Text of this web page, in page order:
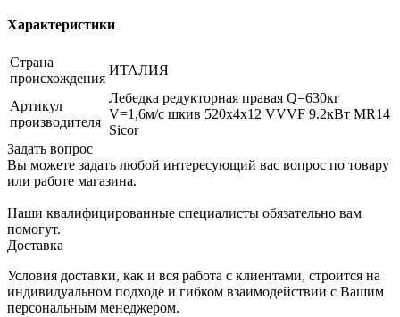
Характеристики
Страна
происхождения
ИТАЛИЯ
Артикул
производителя
Лебедка редукторная правая Q=630кг
V=1,6м/с шкив 520х4х12 VVVF 9.2кВт MR14
Sicor
Задать вопрос
Вы можете задать любой интересующий вас вопрос по товару
или работе магазина.
Наши квалифицированные специалисты обязательно вам
помогут.
Доставка
Условия доставки, как и вся работа с клиентами, строится на
индивидуальном подходе и гибком взаимодействии с Вашим
персональным менеджером.